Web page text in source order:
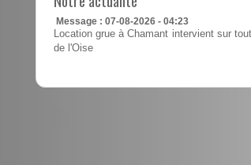
Message : 07-08-2026 - 04:23
Location grue à Chamant intervient sur
de l'Oise